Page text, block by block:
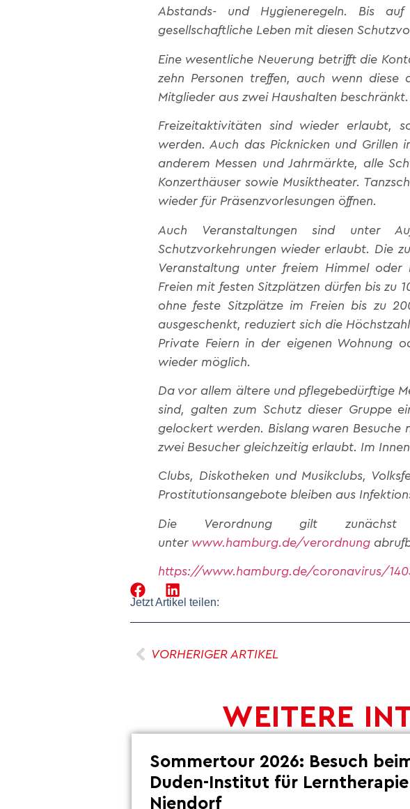
Abstands- und Hygieneregeln. Bis
gesellschaftliche Leben mit diesen
Eine wesentliche Neuerung betrifft die
zehn Personen treffen, auch wenn
Mitglieder aus zwei Haushalten beschränkt.
Freizeitaktivitäten sind wieder erlaubt,
werden. Auch das Picknicken und
anderem Messen und Jahrmärkte, alle
Konzerthäuser sowie Musiktheater.
wieder für Präsenzvorlesungen öffnen.
Auch Veranstaltungen sind unter
Schutzvorkehrungen wieder erlaubt. Die
Veranstaltung unter freiem Himmel oder
Freien mit festen Sitzplätzen dürfen bis zu
ohne feste Sitzplätze im Freien bis zu
ausgeschenkt, reduziert sich die
Private Feiern in der eigenen Wohnung
wieder möglich.
Da vor allem ältere und pflegebedürftige
sind, galten zum Schutz dieser Gruppe
gelockert werden. Bislang waren Besuche
zwei Besucher gleichzeitig erlaubt. Im
Clubs, Diskotheken und Musikclubs,
Prostitutionsangebote bleiben aus
Die Verordnung gilt
unter www.hamburg.de/verordnung
https://www.hamburg.de/coronavirus/
Jetzt Artikel teilen:
VORHERIGER ARTIKEL
WEITERE
Sommertour 2026: Besuch
Duden-Institut für
Niendorf